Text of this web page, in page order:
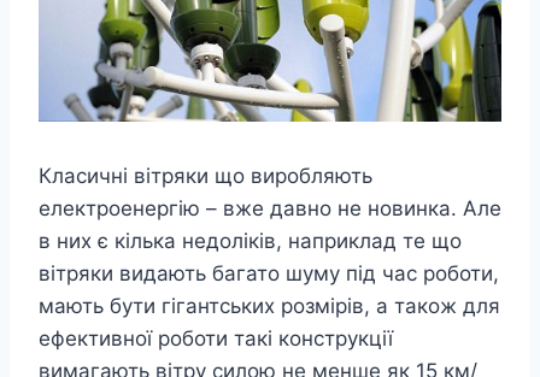
Класичні вітряки що виробляють
електроенергію – вже давно не новинка. Але
в них є кілька недоліків, наприклад те що
вітряки видають багато шуму під час роботи,
мають бути гігантських розмірів, а також для
ефективної роботи такі конструкції
вимагають вітру силою не менше як 15 км/